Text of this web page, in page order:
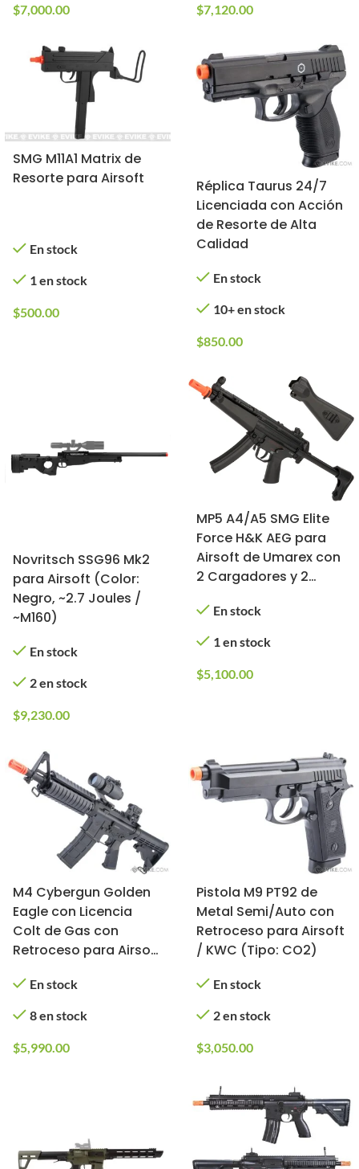
$7,000.00 $7,120.00
SMG M11A1 Matrix de
Resorte para Airsoft
En stock
1 en stock
$500.00
Réplica Taurus 24/7
Licenciada con Acción
de Resorte de Alta
Calidad
En stock
10+ en stock
$850.00
Novritsch SSG96 Mk2
para Airsoft (Color:
Negro, ~2.7 Joules /
~M160)
En stock
2 en stock
$9,230.00
MP5 A4/A5 SMG Elite
Force H&K AEG para
Airsoft de Umarex con
2 Cargadores y 2
En stock
1 en stock
$5,100.00
M4 Cybergun Golden
Eagle con Licencia
Colt de Gas con
Retroceso para Airsoft
CQB-R)
En stock
8 en stock
$5,990.00
Pistola M9 PT92 de
Metal Semi/Auto con
Retroceso para Airsoft
/ KWC (Tipo: CO2)
En stock
2 en stock
$3,050.00